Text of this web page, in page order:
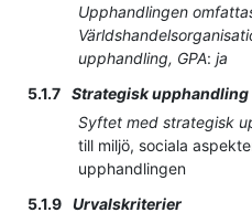
Upphandlingen
upphandling, GPA: ja
5.1.7 Strategisk upphandling
Syftet med strategisk
till miljö, sociala
upphandlingen
5.1.9 Urvalskriterier